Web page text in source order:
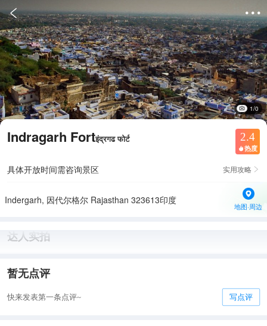
 
1/0
Indragarh Fortइंद्रगढ फोर्ट 2.4
 热度
具体开放时间需咨询景区 实用攻略 
Indergarh, 因代尔格尔 Rajasthan 323613印度
地图·周边
达人实拍
暂无点评
快来发表第一条点评~ 写点评